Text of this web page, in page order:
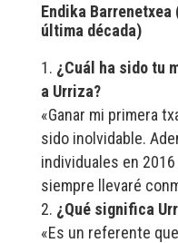
Endika Barrenetxea
última década)
¿Cuál ha sido tu
a Urriza?
«Ganar mi primera
sido inolvidable.
individuales en
siempre llevaré
¿Qué significa
«Es un referente